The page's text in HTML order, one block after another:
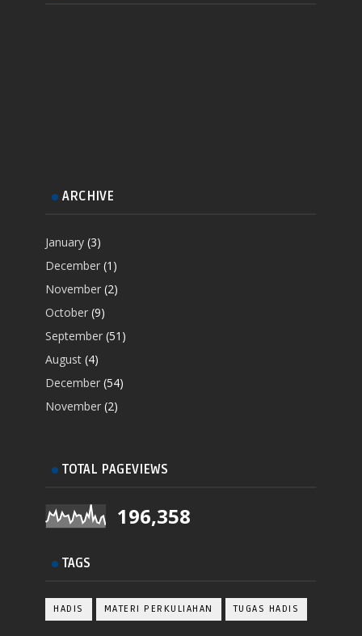
ARCHIVE
January (3)
December (1)
November (2)
October (9)
September (51)
August (4)
December (54)
November (2)
TOTAL PAGEVIEWS
196,358
TAGS
HADIS MATERI PERKULIAHAN TUGAS HADIS